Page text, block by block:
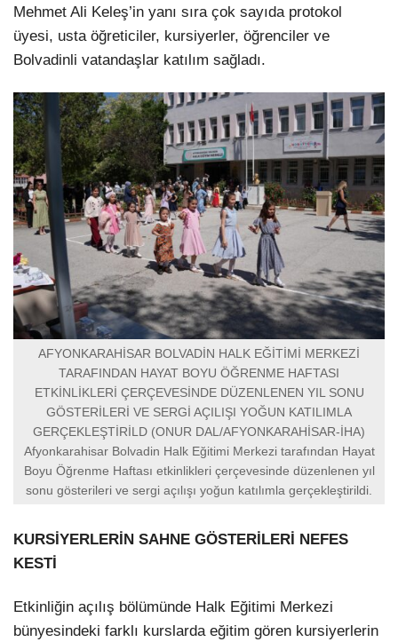
Mehmet Ali Keleş’in yanı sıra çok sayıda protokol
üyesi, usta öğreticiler, kursiyerler, öğrenciler ve
Bolvadinli vatandaşlar katılım sağladı.
AFYONKARAHİSAR BOLVADİN HALK EĞİTİMİ MERKEZİ
TARAFINDAN HAYAT BOYU ÖĞRENME HAFTASI
ETKİNLİKLERİ ÇERÇEVESİNDE DÜZENLENEN YIL SONU
GÖSTERİLERİ VE SERGİ AÇILIŞI YOĞUN KATILIMLA
GERÇEKLEŞTİRİLD (ONUR DAL/AFYONKARAHİSAR-İHA)
Afyonkarahisar Bolvadin Halk Eğitimi Merkezi tarafından Hayat
Boyu Öğrenme Haftası etkinlikleri çerçevesinde düzenlenen yıl
sonu gösterileri ve sergi açılışı yoğun katılımla gerçekleştirildi.
KURSİYERLERİN SAHNE GÖSTERİLERİ NEFES
KESTİ
Etkinliğin açılış bölümünde Halk Eğitimi Merkezi
bünyesindeki farklı kurslarda eğitim gören kursiyerlerin